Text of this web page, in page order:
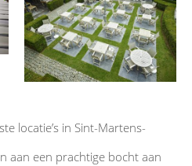
locatie’s in Sint-Martens-
aan een prachtige bocht aan